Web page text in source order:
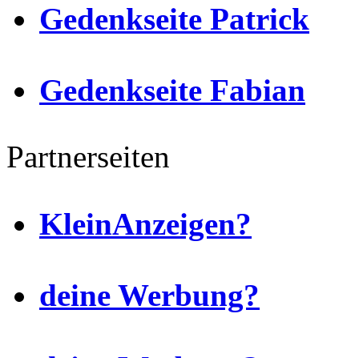
Gedenkseite Patrick
Gedenkseite Fabian
Partnerseiten
KleinAnzeigen?
deine Werbung?